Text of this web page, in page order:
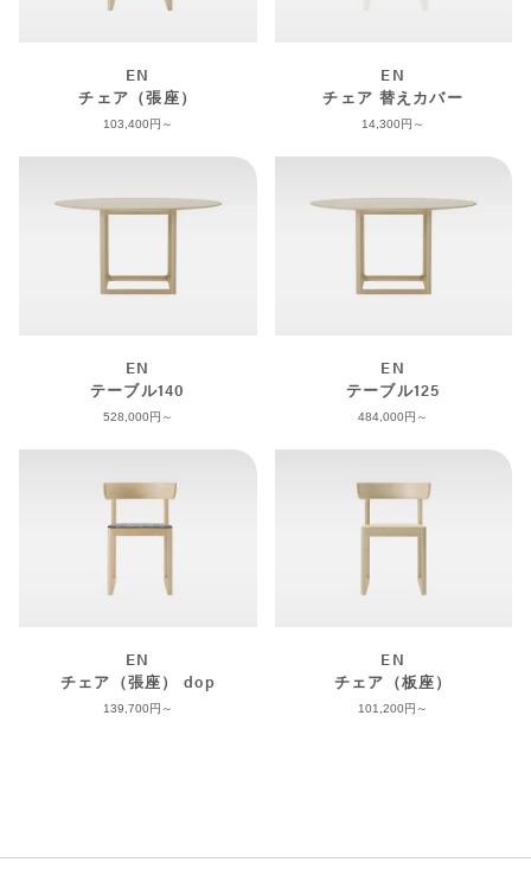
EN
チェア（張座）
103,400
EN
チェア 替えカバー
14,300
EN
テーブル140
528,000
EN
テーブル125
484,000
EN
チェア（張座） dop
139,700
EN
チェア（板座）
101,200